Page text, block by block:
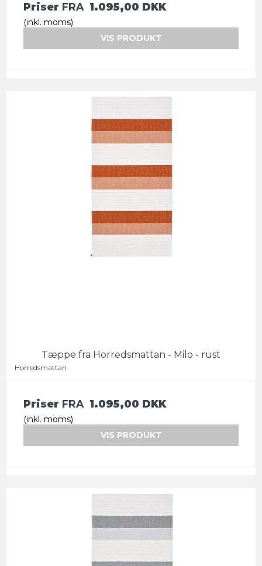
Priser FRA 1.095,00 DKK
(inkl. moms)
VIS PRODUKT
Tæppe fra Horredsmattan - Milo - rust
Horredsmattan
Priser FRA 1.095,00 DKK
(inkl. moms)
VIS PRODUKT